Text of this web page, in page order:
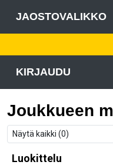
JAOSTOVALIKKO
KIRJAUDU
Joukkueen
Luokittelu